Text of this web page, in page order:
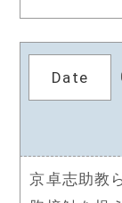
Date
京卓志助教